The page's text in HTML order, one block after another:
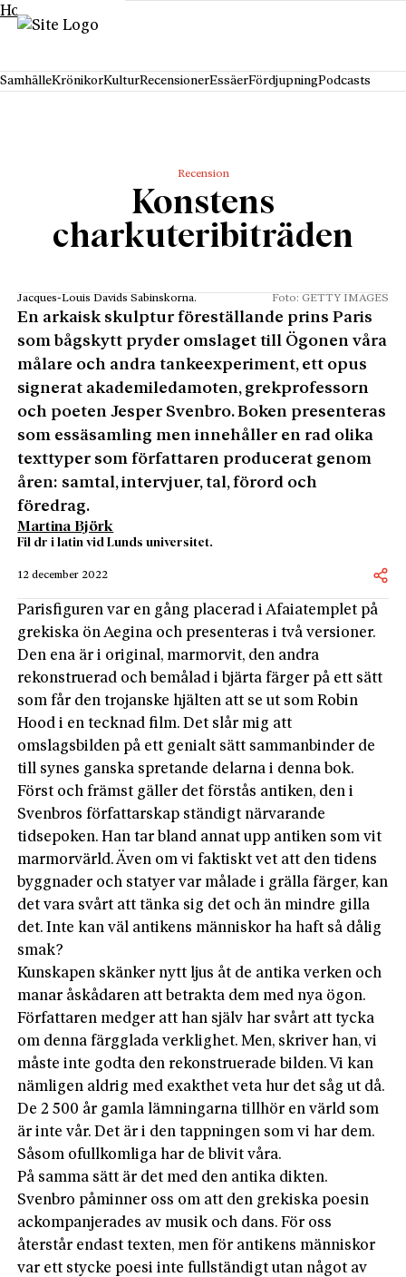
Hoppa till innehåll
SamhälleKrönikorKulturRecensionerEssäerFördjupningPodcasts
Recension
Konstens
charkuteribiträden
Jacques-Louis Davids Sabinskorna. Foto: GETTY IMAGES
En arkaisk skulptur föreställande prins Paris
som bågskytt pryder omslaget till Ögonen våra
målare och andra tankeexperiment, ett opus
signerat akademiledamoten, grekprofessorn
och poeten Jesper Svenbro. Boken presenteras
som essäsamling men innehåller en rad olika
texttyper som författaren producerat genom
åren: samtal, intervjuer, tal, förord och
föredrag.
Martina Björk
Fil dr i latin vid Lunds universitet.
12 december 2022
Parisfiguren var en gång placerad i Afaia­templet på
grekiska ön Aegina och presenteras i två versioner.
Den ena är i original, marmorvit, den andra
rekonstruerad och bemålad i bjärta färger på ett sätt
som får den trojanske hjälten att se ut som Robin
Hood i en tecknad film. Det slår mig att
omslagsbilden på ett genialt sätt sammanbinder de
till synes ganska spretande delarna i denna bok.
Först och främst gäller det förstås antiken, den i
Svenbros författarskap ständigt närvarande
tidsepoken. Han tar bland annat upp antiken som vit
marmorvärld. Även om vi faktiskt vet att den tidens
byggnader och statyer var målade i grälla färger, kan
det vara svårt att tänka sig det och än mindre gilla
det. Inte kan väl antikens människor ha haft så dålig
smak?
Kunskapen skänker nytt ljus åt de antika verken och
manar åskådaren att betrakta dem med nya ögon.
Författaren medger att han själv har svårt att tycka
om denna färgglada verklighet. Men, skriver han, vi
måste inte godta den rekonstruerade bilden. Vi kan
nämligen aldrig med exakthet veta hur det såg ut då.
De 2 500 år gamla lämningarna tillhör en värld som
är inte vår. Det är i den tappningen som vi har dem.
Såsom ofullkomliga har de blivit våra.
På samma sätt är det med den antika dikten.
Svenbro påminner oss om att den grekiska poesin
ackompanjerades av musik och dans. För oss
återstår endast texten, men för antikens människor
var ett stycke poesi inte fullständigt utan något av